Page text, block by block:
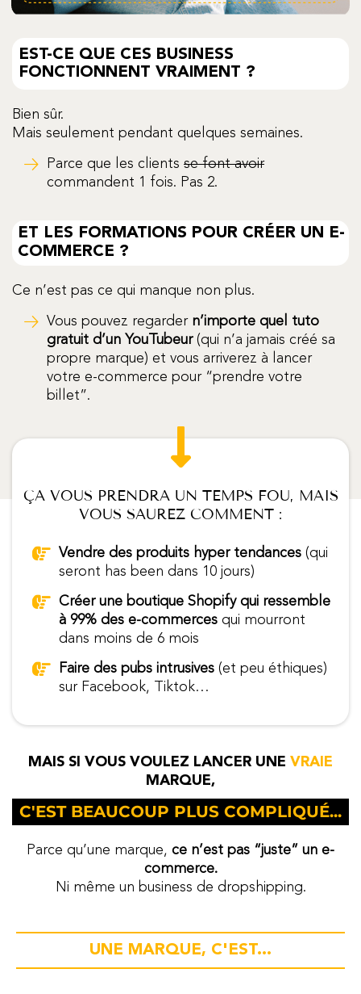
EST-CE QUE CES BUSINESS
FONCTIONNENT VRAIMENT ?
Bien sûr.
Mais seulement pendant quelques semaines.
Parce que les clients se font avoir
commandent 1 fois. Pas 2.
ET LES FORMATIONS POUR CRÉER UN E-
COMMERCE ?
Ce n’est pas ce qui manque non plus.
Vous pouvez regarder n’importe quel tuto
gratuit d’un YouTubeur (qui n’a jamais créé sa
propre marque) et vous arriverez à lancer
votre e-commerce pour “prendre votre
billet”.
ÇA VOUS PRENDRA UN TEMPS FOU, MAIS
VOUS SAUREZ COMMENT :
Vendre des produits hyper tendances (qui
seront has been dans 10 jours)
Créer une boutique Shopify qui ressemble
à 99% des e-commerces qui mourront
dans moins de 6 mois
Faire des pubs intrusives (et peu éthiques)
sur Facebook, Tiktok…
MAIS SI VOUS VOULEZ LANCER UNE VRAIE
MARQUE,
C'EST BEAUCOUP PLUS COMPLIQUÉ...
Parce qu’une marque, ce n’est pas “juste” un e-
commerce.
Ni même un business de dropshipping.
UNE MARQUE, C'EST...